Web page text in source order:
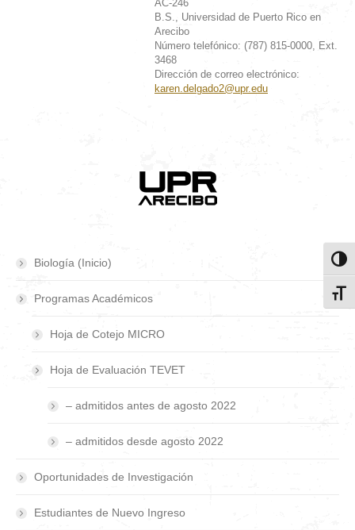
AC-246
B.S., Universidad de Puerto Rico en
Arecibo
Número telefónico: (787) 815-0000, Ext.
3468
Dirección de correo electrónico:
karen.delgado2@upr.edu
Biología (Inicio)
Programas Académicos
Hoja de Cotejo MICRO
Hoja de Evaluación TEVET
– admitidos antes de agosto 2022
– admitidos desde agosto 2022
Oportunidades de Investigación
Estudiantes de Nuevo Ingreso